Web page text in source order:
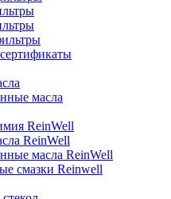
масла
ReinWell
ReinWell
масла ReinWell
смазки Reinwell